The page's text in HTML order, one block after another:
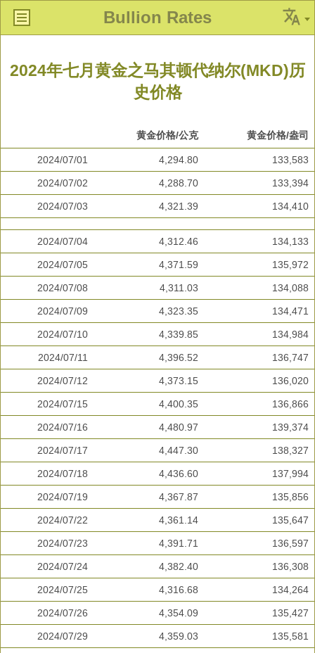
Bullion Rates
2024年七月黄金之马其顿代纳尔(MKD)历
史价格
黄金价格/公克 黄金价格/盎司
2024/07/01 4,294.80 133,583
2024/07/02 4,288.70 133,394
2024/07/03 4,321.39 134,410
2024/07/04 4,312.46 134,133
2024/07/05 4,371.59 135,972
2024/07/08 4,311.03 134,088
2024/07/09 4,323.35 134,471
2024/07/10 4,339.85 134,984
2024/07/11 4,396.52 136,747
2024/07/12 4,373.15 136,020
2024/07/15 4,400.35 136,866
2024/07/16 4,480.97 139,374
2024/07/17 4,447.30 138,327
2024/07/18 4,436.60 137,994
2024/07/19 4,367.87 135,856
2024/07/22 4,361.14 135,647
2024/07/23 4,391.71 136,597
2024/07/24 4,382.40 136,308
2024/07/25 4,316.68 134,264
2024/07/26 4,354.09 135,427
2024/07/29 4,359.03 135,581